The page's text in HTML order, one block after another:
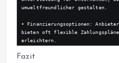
umweltfreundlicher gestalten.
• Finanzierungsoptionen:
bieten oft flexible Zahlungspläne
erleichtern.
Fazit